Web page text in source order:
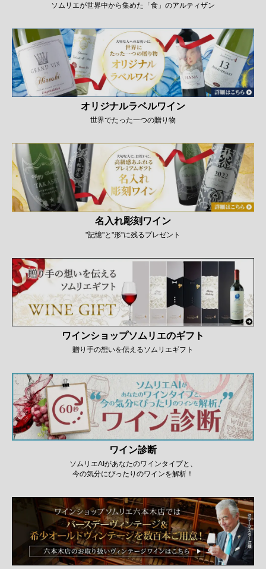
ソムリエが世界中から集めた「食」のアルティザン
オリジナルラベルワイン
世界でたった一つの贈り物
名入れ彫刻ワイン
"記憶"と"形"に残るプレゼント
ワインショップソムリエのギフト
贈り手の想いを伝えるソムリエギフト
ワイン診断
ソムリエAIがあなたのワインタイプと、
今の気分にぴったりのワインを解析！